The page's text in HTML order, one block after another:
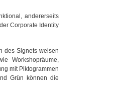
andererseits
Corporate Identity
des Signets weisen
Workshopräume,
mit Piktogrammen
Grün können die